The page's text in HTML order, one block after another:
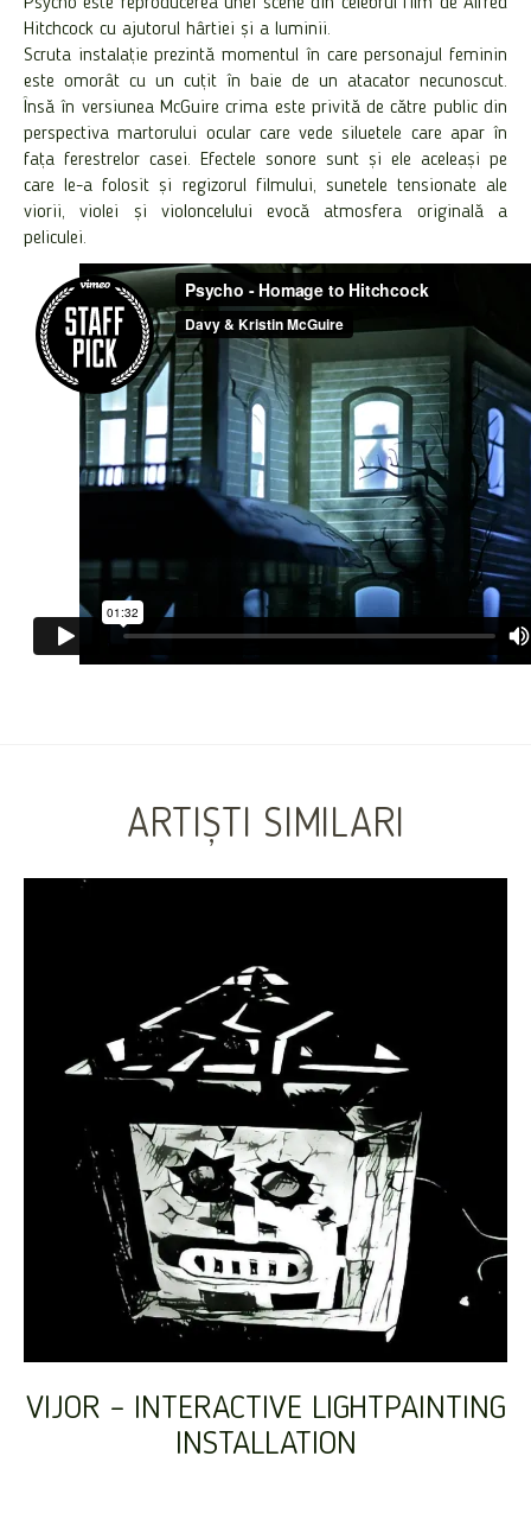
Psycho este reproducerea unei scene din celebrul film de Alfred
Hitchcock cu ajutorul hârtiei și a luminii.
Scruta instalație prezintă momentul în care personajul feminin
este omorât cu un cuțit în baie de un atacator necunoscut.
Însă în versiunea McGuire crima este privită de către public din
perspectiva martorului ocular care vede siluetele care apar în
fața ferestrelor casei. Efectele sonore sunt și ele aceleași pe
care le-a folosit și regizorul filmului, sunetele tensionate ale
viorii, violei și violoncelului evocă atmosfera originală a
peliculei.
ARTIȘTI SIMILARI
VIJOR – INTERACTIVE LIGHTPAINTING
INSTALLATION